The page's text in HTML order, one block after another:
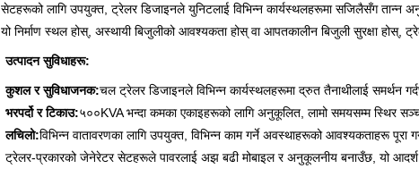
सेटहरूको लागि उपयुक्त, ट्रेलर डिजाइनले युनिटलाई विभिन्न कार्यस्थलहरूमा सजिलैसँग तान्न
यो निर्माण स्थल होस्, अस्थायी बिजुलीको आवश्यकता होस् वा आपतकालीन बिजुली सुरक्षा
उत्पादन सुविधाहरू:
कुशल र सुविधाजनक:चल ट्रेलर डिजाइनले विभिन्न कार्यस्थलहरूमा द्रुत तैनाथीलाई समर्थन
भरपर्दो र टिकाउ:५००KVA भन्दा कमका एकाइहरूको लागि अनुकूलित, लामो समयसम्म स्थिर
लचिलो:विभिन्न वातावरणका लागि उपयुक्त, विभिन्न काम गर्ने अवस्थाहरूको आवश्यकताहरू पूरा
ट्रेलर-प्रकारको जेनेरेटर सेटहरूले पावरलाई अझ बढी मोबाइल र अनुकूलनीय बनाउँछ, यो